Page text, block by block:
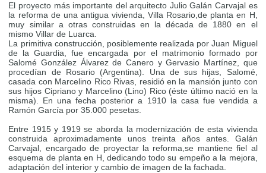
El proyecto más importante del arquitecto Julio Galán Carvajal es
la reforma de una antigua vivienda, Villa Rosario,de planta en H,
muy similar a otras construidas en la década de 1880 en el
mismo Villar de Luarca.
La primitiva construcción, posiblemente realizada por Juan Miguel
de la Guardia, fue encargada por el matrimonio formado por
Salomé González Álvarez de Canero y Gervasio Martínez, que
procedían de Rosario (Argentina). Una de sus hijas, Salomé,
casada con Marcelino Rico Rivas, residió en la mansión junto con
sus hijos Cipriano y Marcelino (Lino) Rico (éste último nació en la
misma). En una fecha posterior a 1910 la casa fue vendida a
Ramón García por 35.000 pesetas.
Entre 1915 y 1919 se aborda la modernización de esta vivienda
construida aproximadamente unos treinta años antes. Galán
Carvajal, encargado de proyectar la reforma,se mantiene fiel al
esquema de planta en H, dedicando todo su empeño a la mejora,
adaptación del interior y cambio de imagen de la fachada.